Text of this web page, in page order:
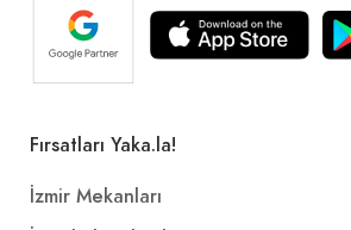
Fırsatları Yaka.la!
İzmir Mekanları